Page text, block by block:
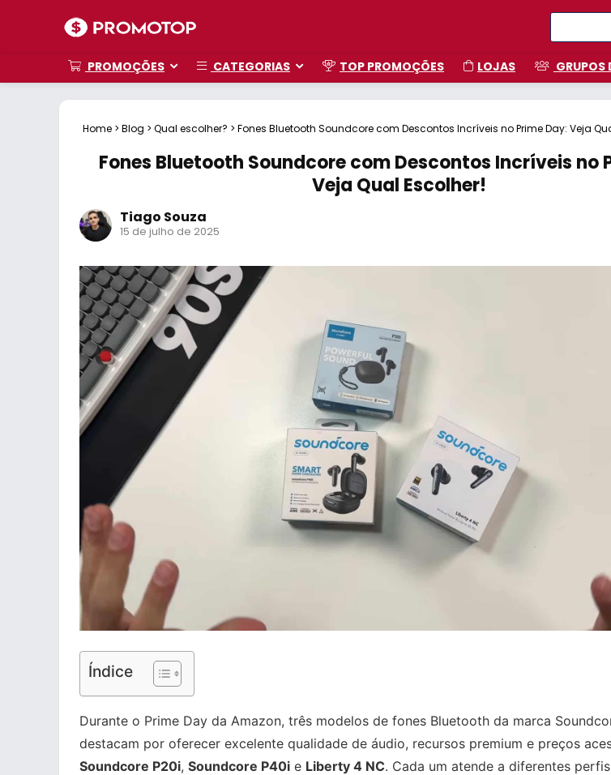
PROMOÇÕES CATEGORIAS TOP PROMOÇÕES LOJAS GRUPOS
Home > Blog > Qual escolher? > Fones Bluetooth Soundcore com Descontos Incríveis no Prime Day: Veja
Fones Bluetooth Soundcore com Descontos Incríveis no
Veja Qual Escolher!
Tiago Souza
15 de julho de 2025
Índice
Durante o Prime Day da Amazon, três modelos de fones Bluetooth da marca
destacam por oferecer excelente qualidade de áudio, recursos premium e preços
Soundcore P20i, Soundcore P40i e Liberty 4 NC. Cada um atende a diferentes